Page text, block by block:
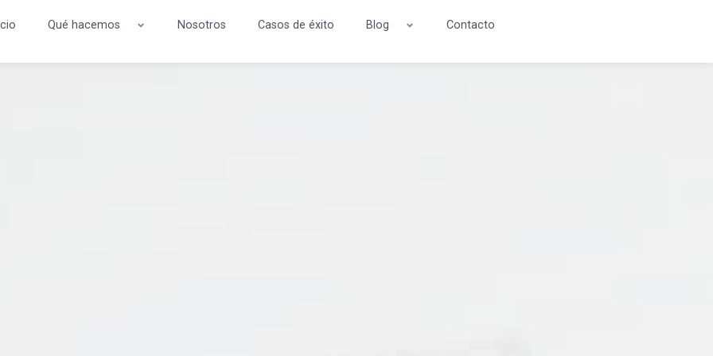
Qué hacemos Nosotros Casos de éxito Blog Contacto